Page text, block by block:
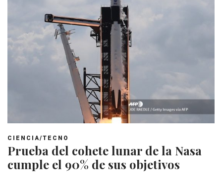
CIENCIA/TECNO
Prueba del cohete lunar de la Nasa
cumple el 90% de sus objetivos